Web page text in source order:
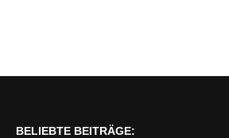
BELIEBTE BEITRÄGE: